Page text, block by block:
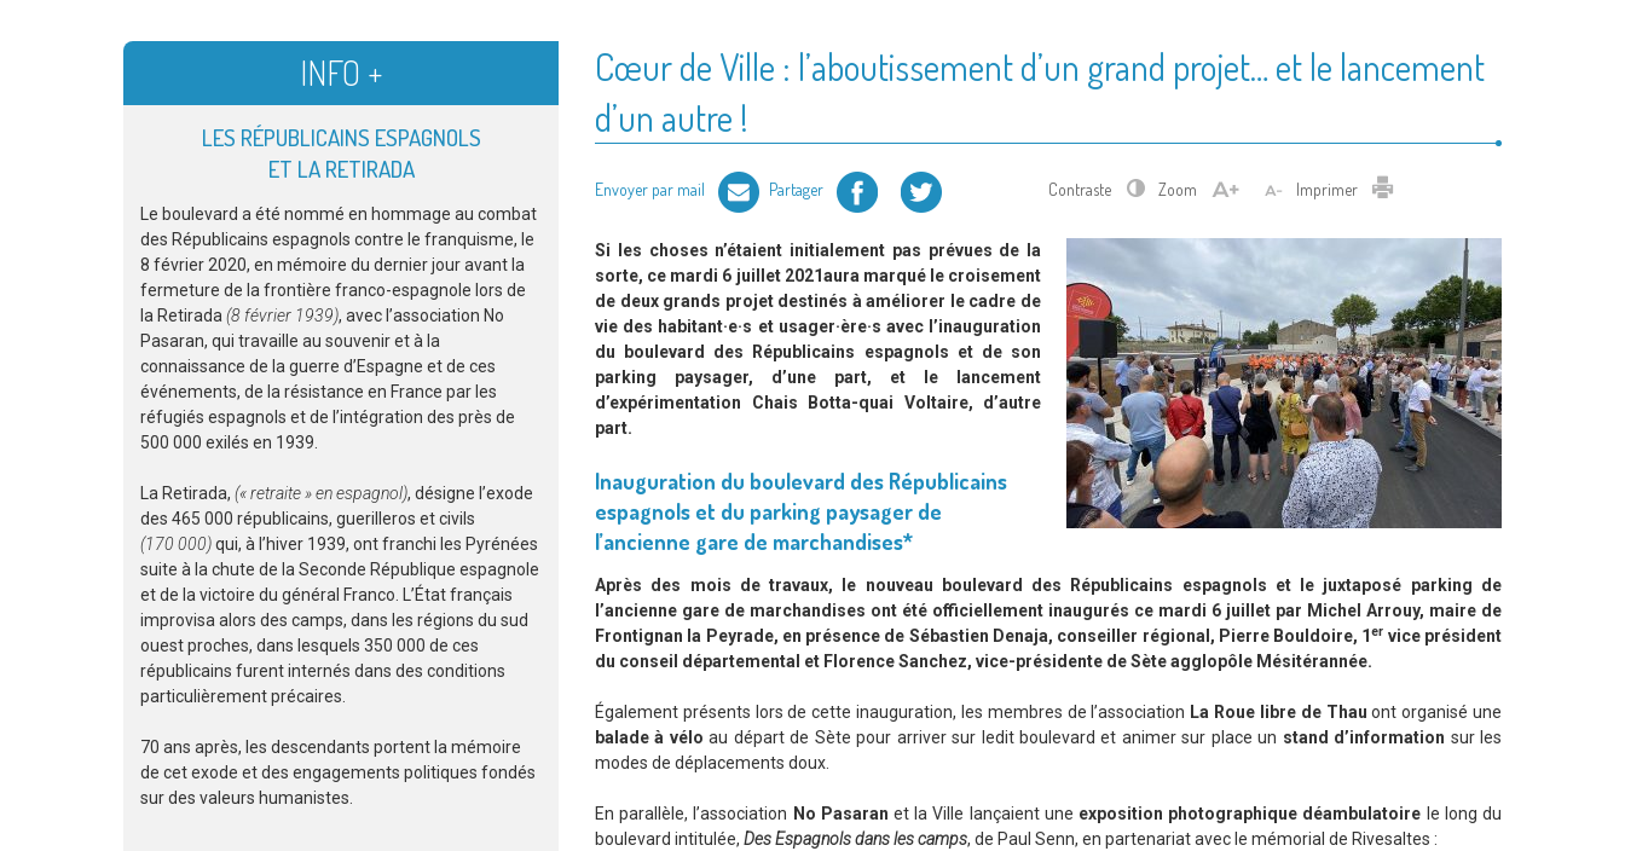
Cœur de Ville : l’aboutissement d’un grand projet… et le lancement
d’un autre !
Envoyer par mail Partager Facebook Twitter Contraste Zoom Imprimer Imprimer
Si les choses n’étaient initialement pas prévues de la
sorte, ce mardi 6 juillet 2021aura marqué le croisement
de deux grands projet destinés à améliorer le cadre de
vie des habitant·e·s et usager·ère·s avec l’inauguration
du boulevard des Républicains espagnols et de son
parking paysager, d’une part, et le lancement
d’expérimentation Chais Botta-quai Voltaire, d’autre
part.
Inauguration du boulevard des Républicains
espagnols et du parking paysager de
l’ancienne gare de marchandises*
Après des mois de travaux, le nouveau boulevard des Républicains espagnols et le juxtaposé parking de
l’ancienne gare de marchandises ont été officiellement inaugurés ce mardi 6 juillet par Michel Arrouy, maire de
Frontignan la Peyrade, en présence de Sébastien Denaja, conseiller régional, Pierre Bouldoire, 1er vice président
du conseil départemental et Florence Sanchez, vice-présidente de Sète agglopôle Mésitérannée.
Également présents lors de cette inauguration, les membres de l’association La Roue libre de Thau ont organisé une
balade à vélo au départ de Sète pour arriver sur ledit boulevard et animer sur place un stand d’information sur les
modes de déplacements doux.
En parallèle, l’association No Pasaran et la Ville lançaient une exposition photographique déambulatoire le long du
boulevard intitulée, Des Espagnols dans les camps, de Paul Senn, en partenariat avec le mémorial de Rivesaltes :
INFO +
LES RÉPUBLICAINS ESPAGNOLS
ET LA RETIRADA
Le boulevard a été nommé en hommage au combat
des Républicains espagnols contre le franquisme, le
8 février 2020, en mémoire du dernier jour avant la
fermeture de la frontière franco-espagnole lors de
la Retirada(8 février 1939), avec l’association No
Pasaran, qui travaille au souvenir et à la
connaissance de la guerre d’Espagne et de ces
événements, de la résistance en France par les
réfugiés espagnols et de l’intégration des près de
500 000 exilés en 1939.
La Retirada, (« retraite » en espagnol), désigne l’exode
des 465 000 républicains, guerilleros et civils
(170 000)qui, à l’hiver 1939, ont franchi les Pyrénées
suite à la chute de la Seconde République espagnole
et de la victoire du général Franco. L’État français
improvisa alors des camps, dans les régions du sud
ouest proches, dans lesquels 350 000 de ces
républicains furent internés dans des conditions
particulièrement précaires.
70 ans après, les descendants portent la mémoire
de cet exode et des engagements politiques fondés
sur des valeurs humanistes.